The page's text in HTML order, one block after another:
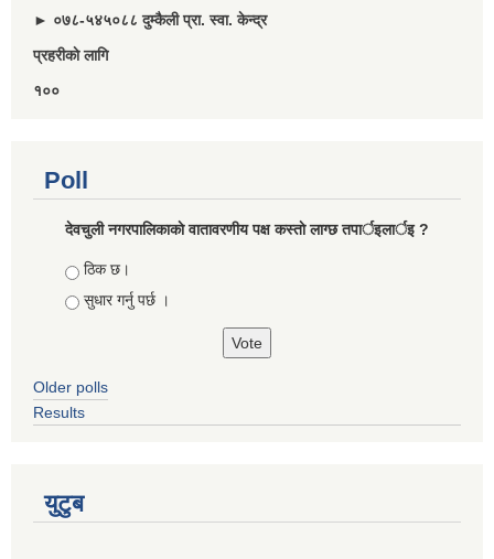
► ०७८-५४५०८८ दुम्कैली प्रा. स्वा. केन्द्र
प्रहरीकाे लागि
१००
Poll
देवचुली नगरपालिकाकाे वातावरणीय पक्ष कस्ताे लाग्छ तपार्इलार्इ ?
Choices
ठिक छ।
सुधार गर्नु पर्छ ।
Older polls
Results
युटुब